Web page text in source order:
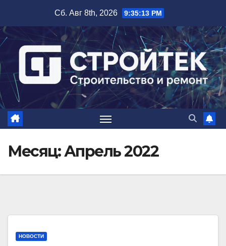
содержимому
Сб. Авг 8th, 2026 9:35:14 PM
Месяц:Апрель 2022
НОВОСТИ